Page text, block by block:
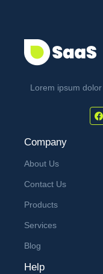
Lorem ipsum
Company
About Us
Contact Us
Products
Services
Blog
Help